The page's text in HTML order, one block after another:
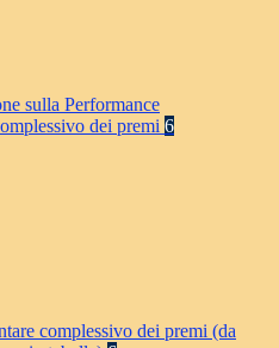
sulla Performance
dei premi 6
complessivo dei premi (da